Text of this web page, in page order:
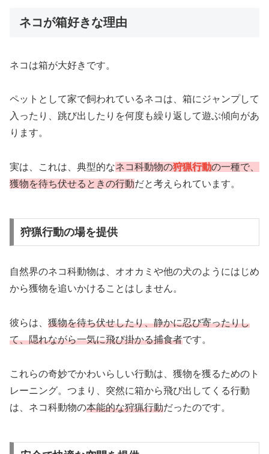
ネコが箱好きな理由
ネコは箱が大好きです。
ペットとして家で飼われているネコは、箱にジャンプして
入ったり、跳び出したりを何度も繰り返して遊ぶ傾向があ
ります。
実は、これは、典型的なネコ科動物の狩猟行動の一種で、
獲物を待ち伏せるときの行動だと考えられています。
狩猟行動の場を提供
自然界のネコ科動物は、オオカミや他の犬のようにはじめ
から獲物を追いかけることはしません。
彼らは、 獲物を待ち伏せしたり、静かに忍び寄ったりし
て、隠れながら一気に飛び掛かる捕食者です。
これらの奇妙でかわいらしい行動は、獲物を獲るためのト
レーニング。つまり、突然に箱から飛び出してくる行動
は、ネコ科動物の本能的な狩猟行動だったのです。